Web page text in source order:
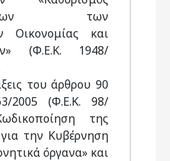
των
Οικονομίας και
(Φ.Ε.Κ. 1948/
του άρθρου 90
2005 (Φ.Ε.Κ. 98/
της
την Κυβέρνηση
όργανα» και